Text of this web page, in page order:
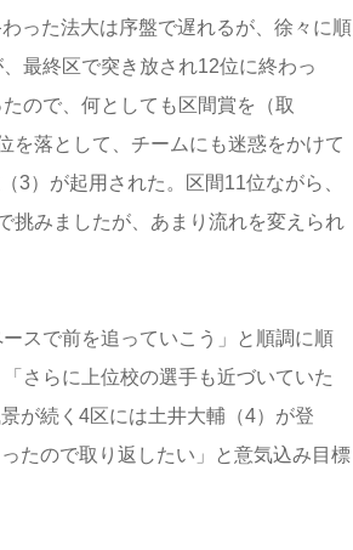
った法大は序盤で遅れるが、徐々に順
最終区で突き放され12位に終わっ
ので、何としても区間賞を（取
を落として、チームにも迷惑をかけて
3）が起用された。区間11位ながら、
挑みましたが、あまり流れを変えられ
スで前を追っていこう」と順調に順
さらに上位校の選手も近づいていた
が続く4区には土井大輔（4）が登
たので取り返したい」と意気込み目標